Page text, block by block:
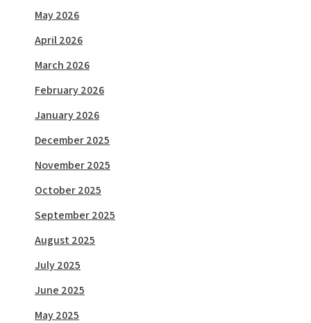
May 2026
April 2026
March 2026
February 2026
January 2026
December 2025
November 2025
October 2025
September 2025
August 2025
July 2025
June 2025
May 2025